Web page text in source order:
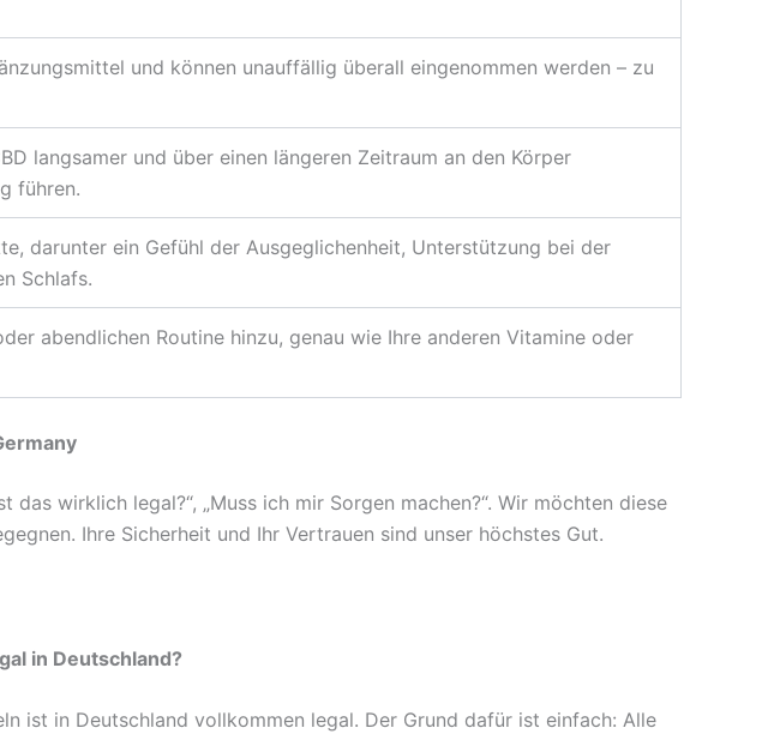
und können unauffällig überall eingenommen werden – zu
langsamer und über einen längeren Zeitraum an den Körper
führen.
darunter ein Gefühl der Ausgeglichenheit, Unterstützung bei der
Schlafs.
abendlichen Routine hinzu, genau wie Ihre anderen Vitamine oder
wirklich legal?“, „Muss ich mir Sorgen machen?“. Wir möchten diese
Ihre Sicherheit und Ihr Vertrauen sind unser höchstes Gut.
in Deutschland?
ist in Deutschland vollkommen legal. Der Grund dafür ist einfach: Alle